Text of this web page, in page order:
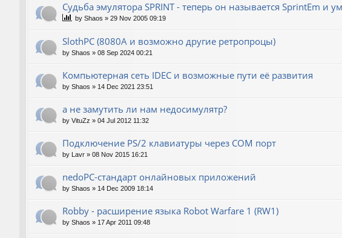
Судьба эмулятора SPRINT - теперь он называется SprintEm и
by Shaos » 29 Nov 2005 09:19
SlothPC (8080A и возможно другие ретропроцы)
by Shaos » 08 Sep 2024 00:21
Компьютерная сеть IDEC и возможные пути её развития
by Shaos » 14 Dec 2021 23:51
а не замутить ли нам недосимулятр?
by VituZz » 04 Jul 2012 11:32
Подключение PS/2 клавиатуры через COM порт
by Lavr » 08 Nov 2015 16:21
nedoPC-стандарт онлайновых приложений
by Shaos » 14 Dec 2009 18:14
Robby - расширение языка Robot Warfare 1 (RW1)
by Shaos » 17 Apr 2011 09:48